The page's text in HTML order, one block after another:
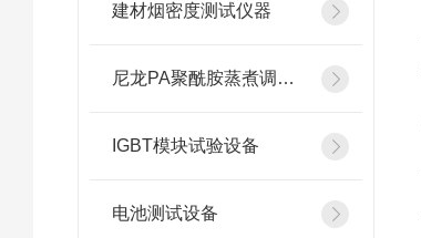
建材烟密度测试仪器
尼龙PA聚酰胺蒸煮调湿箱
IGBT模块试验设备
电池测试设备